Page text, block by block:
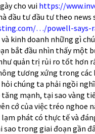
cho vui https://
đầu tư đầu tư theo
…/powell-
và kinh doanh những gì
bắt đầu nhìn thấy một
quản trị rủi ro tốt hơn
tương xứng trong các
chúng ta phải ngồi
mạnh, tại sao vàng
cớ của việc tréo
phát có thực tế và
sao trong giai đoạn gần